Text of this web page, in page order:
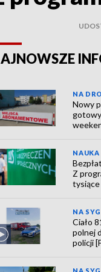
NA
Nowy
Z
NA
Ciało
polnej
policji